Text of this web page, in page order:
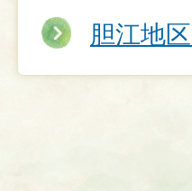
胆江地